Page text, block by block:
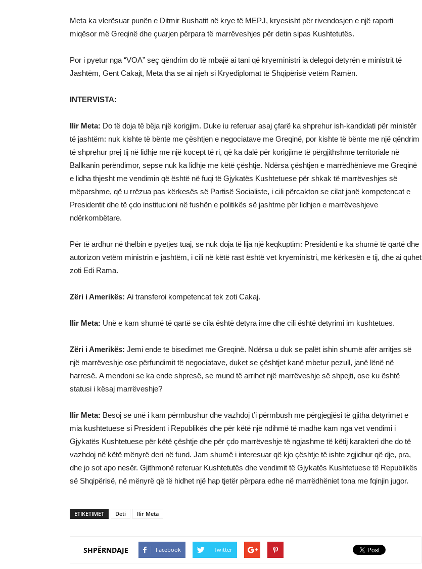
Meta ka vlerësuar punën e Ditmir Bushatit në krye të MEPJ, kryesisht për rivendosjen e një raporti
miqësor më Greqinë dhe çuarjen përpara të marrëveshjes për detin sipas Kushtetutës.
Por i pyetur nga “VOA” seç qëndrim do të mbajë ai tani që kryeministri ia delegoi detyrën e ministrit të
Jashtëm, Gent Cakajt, Meta tha se ai njeh si Kryediplomat të Shqipërisë vetëm Ramën.
INTERVISTA:
Ilir Meta: Do tё doja tё bёja njё korigjim. Duke iu referuar asaj çfarё ka shprehur ish-kandidati pёr ministёr
tё jashtёm: nuk kishte tё bёnte me çёshtjen e negociatave me Greqinё, por kishte tё bёnte me njё qёndrim
tё shprehur prej tij nё lidhje me njё kocept tё ri, qё ka dalё pёr korigjime tё pёrgjithshme territoriale nё
Ballkanin perёndimor, sepse nuk ka lidhje me kёtё çёshtje. Ndёrsa çёshtjen e marrёdhёnieve me Greqinё
e lidha thjesht me vendimin qё ёshtё nё fuqi tё Gjykatёs Kushtetuese pёr shkak tё marrёveshjes sё
mёparshme, qё u rrёzua pas kёrkesёs sё Partisё Socialiste, i cili pёrcakton se cilat janё kompetencat e
Presidentit dhe tё çdo institucioni nё fushёn e politikёs sё jashtme pёr lidhjen e marrёveshjeve
ndёrkombёtare.
Pёr tё ardhur nё thelbin e pyetjes tuaj, se nuk doja tё lija njё keqkuptim: Presidenti e ka shumё tё qartё dhe
autorizon vetёm ministrin e jashtёm, i cili nё kёtё rast ёshtё vet kryeministri, me kёrkesёn e tij, dhe ai quhet
zoti Edi Rama.
Zёri i Amerikёs: Ai transferoi kompetencat tek zoti Cakaj.
Ilir Meta: Unё e kam shumё tё qartё se cila ёshtё detyra ime dhe cili ёshtё detyrimi im kushtetues.
Zёri i Amerikёs: Jemi ende te bisedimet me Greqinё. Ndёrsa u duk se palёt ishin shumё afёr arritjes sё
njё marrёveshje ose pёrfundimit tё negociatave, duket se çёshtjet kanё mbetur pezull, janё lёnё nё
harresё. A mendoni se ka ende shpresё, se mund tё arrihet njё marrёveshje sё shpejti, ose ku ёshtё
statusi i kёsaj marrёveshje?
Ilir Meta: Besoj se unё i kam pёrmbushur dhe vazhdoj t’i pёrmbush me pёrgjegjёsi tё gjitha detyrimet e
mia kushtetuese si President i Republikёs dhe pёr kёtё njё ndihmё tё madhe kam nga vet vendimi i
Gjykatёs Kushtetuese pёr kёtё çёshtje dhe pёr çdo marrёveshje tё ngjashme tё kёtij karakteri dhe do tё
vazhdoj nё kёtё mёnyrё deri nё fund. Jam shumё i interesuar qё kjo çёshtje tё ishte zgjidhur qё dje, pra,
dhe jo sot apo nesёr. Gjithmonё referuar Kushtetutёs dhe vendimit tё Gjykatёs Kushtetuese tё Republikёs
sё Shqipёrisё, nё mёnyrё qё tё hidhet njё hap tjetёr pёrpara edhe nё marrёdhёniet tona me fqinjin jugor.
ETIKETIMET Deti Ilir Meta
SHPËRNDAJE Facebook Twitter